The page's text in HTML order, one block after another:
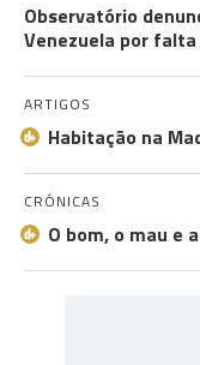
Observatório
Venezuela por
ARTIGOS
Habitação na
CRÓNICAS
O bom, o mau e